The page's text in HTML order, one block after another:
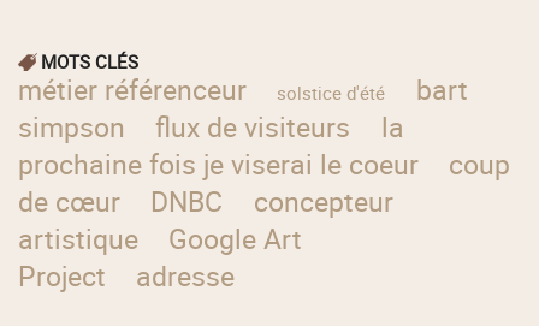
MOTS CLÉS
métier référenceur solstice d'été
bart
simpson
flux de visiteurs
la
prochaine fois je viserai le coeur
coup
de cœur
DNBC
concepteur
artistique
Google Art
Project
adresse